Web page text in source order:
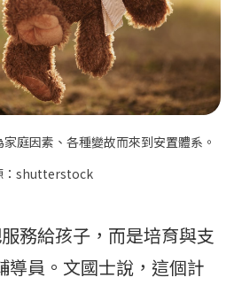
庭因素、各種變故而來到安置體系。
：shutterstock
務給孩子，而是培育與支
導員。文國士說，這個計